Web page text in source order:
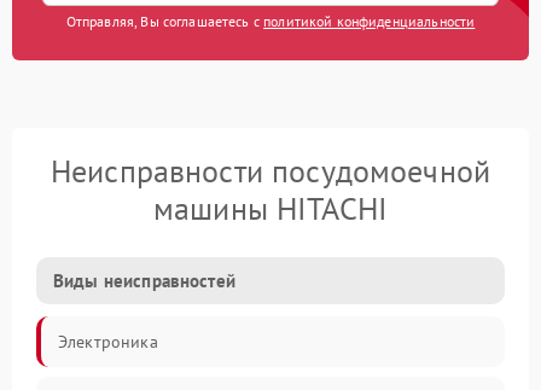
Отправляя, Вы соглашаетесь с политикой конфиденциальности
Неисправности посудомоечной
машины HITACHI
Виды неисправностей
Электроника